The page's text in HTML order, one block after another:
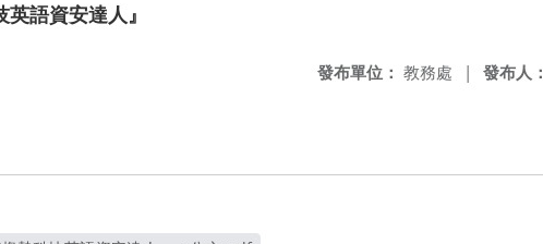
語資安達人』
發布人：
發布單位： 教務處 |